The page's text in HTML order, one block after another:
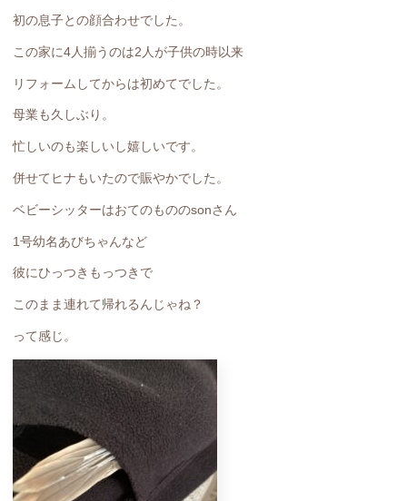
初の息子との顔合わせでした。
この家に4人揃うのは2人が子供の時以来
リフォームしてからは初めてでした。
母業も久しぶり。
忙しいのも楽しいし嬉しいです。
併せてヒナもいたので賑やかでした。
ベビーシッターはおてのもののsonさん
1号幼名あびちゃんなど
彼にひっつきもっつきで
このまま連れて帰れるんじゃね？
って感じ。